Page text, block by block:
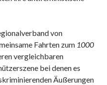
von
Fahrten zum 1000
vergleichbaren
bei denen es
Äußerungen